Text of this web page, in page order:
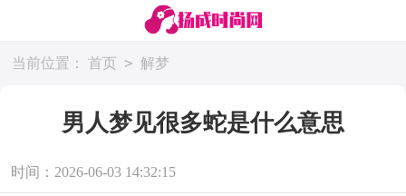
当前位置： 首页 > 解梦
男人梦见很多蛇是什么意思
时间：2026-06-03 14:32:15